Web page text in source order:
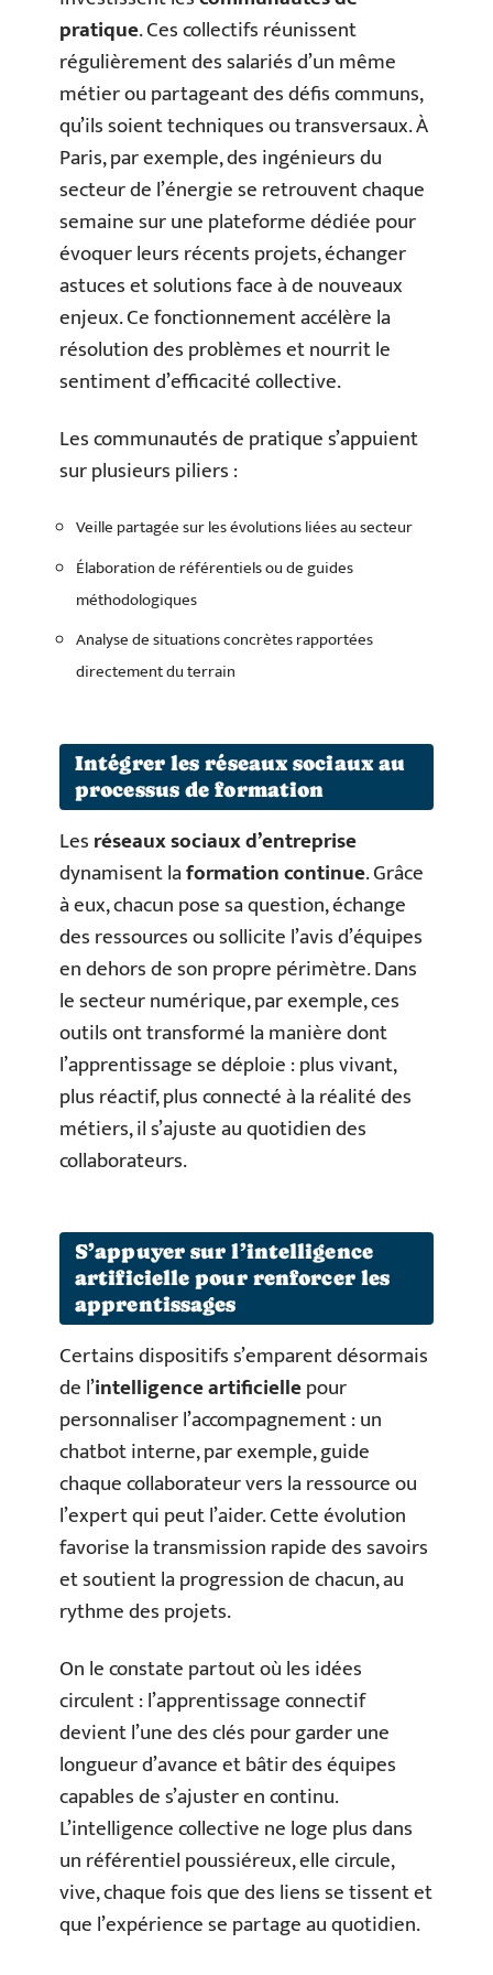
pratique. Ces collectifs réunissent
régulièrement des salariés d’un même
métier ou partageant des défis communs,
qu’ils soient techniques ou transversaux. À
Paris, par exemple, des ingénieurs du
secteur de l’énergie se retrouvent chaque
semaine sur une plateforme dédiée pour
évoquer leurs récents projets, échanger
astuces et solutions face à de nouveaux
enjeux. Ce fonctionnement accélère la
résolution des problèmes et nourrit le
sentiment d’efficacité collective.
Les communautés de pratique s’appuient
sur plusieurs piliers :
Veille partagée sur les évolutions liées au secteur
Élaboration de référentiels ou de guides
méthodologiques
Analyse de situations concrètes rapportées
directement du terrain
Intégrer les réseaux sociaux au
processus de formation
Lesréseaux sociaux d’entreprise
dynamisent laformation continue. Grâce
à eux, chacun pose sa question, échange
des ressources ou sollicite l’avis d’équipes
en dehors de son propre périmètre. Dans
le secteur numérique, par exemple, ces
outils ont transformé la manière dont
l’apprentissage se déploie : plus vivant,
plus réactif, plus connecté à la réalité des
métiers, il s’ajuste au quotidien des
collaborateurs.
S’appuyer sur l’intelligence
artificielle pour renforcer les
apprentissages
Certains dispositifs s’emparent désormais
de l’intelligence artificiellepour
personnaliser l’accompagnement : un
chatbot interne, par exemple, guide
chaque collaborateur vers la ressource ou
l’expert qui peut l’aider. Cette évolution
favorise la transmission rapide des savoirs
et soutient la progression de chacun, au
rythme des projets.
On le constate partout où les idées
circulent : l’apprentissage connectif
devient l’une des clés pour garder une
longueur d’avance et bâtir des équipes
capables de s’ajuster en continu.
L’intelligence collective ne loge plus dans
un référentiel poussiéreux, elle circule,
vive, chaque fois que des liens se tissent et
que l’expérience se partage au quotidien.